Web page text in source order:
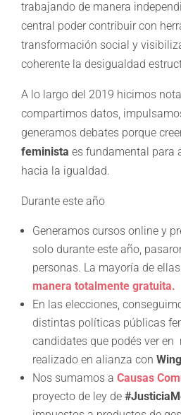
trabajando de manera
central poder contribuir con
transformación social y
coherente la desigualdad
A lo largo del 2019 hicimos
compartimos datos,
generamos debates porque
feminista es fundamental para
hacia la igualdad.
Durante este año
Generamos cursos online y
solo durante este año,
personas. La mayoría de
manera totalmente gratuita.
En las elecciones,
distintas políticas públicas
candidates que podés ver en
realizado en alianza con
Nos sumamos a Causas
proyecto de ley de